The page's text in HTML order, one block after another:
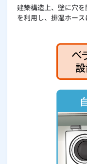
建築構造上、壁に穴
を利用し、排湿ホース